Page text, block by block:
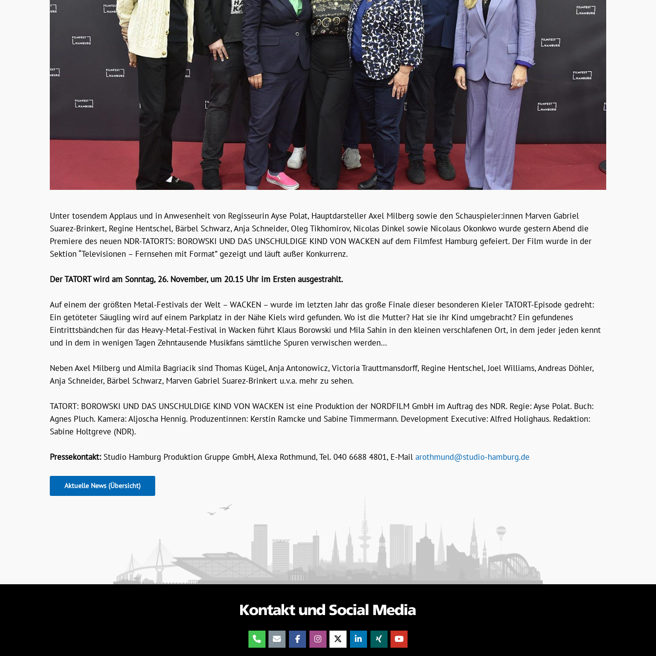
Unter tosendem Applaus und in Anwesenheit von Regisseurin Ayse Polat, Hauptdarsteller Axel Milberg sowie den Schauspieler:innen Marven Gabriel
Suarez-Brinkert, Regine Hentschel, Bärbel Schwarz, Anja Schneider, Oleg Tikhomirov, Nicolas Dinkel sowie Nicolaus Okonkwo wurde gestern Abend die
Premiere des neuen NDR-TATORTS: BOROWSKI UND DAS UNSCHULDIGE KIND VON WACKEN auf dem Filmfest Hamburg gefeiert. Der Film wurde in der
Sektion “Televisionen – Fernsehen mit Format” gezeigt und läuft außer Konkurrenz.
Der TATORT wird am Sonntag, 26. November, um 20.15 Uhr im Ersten ausgestrahlt.
Auf einem der größten Metal-Festivals der Welt – WACKEN – wurde im letzten Jahr das große Finale dieser besonderen Kieler TATORT-Episode gedreht:
Ein getöteter Säugling wird auf einem Parkplatz in der Nähe Kiels wird gefunden. Wo ist die Mutter? Hat sie ihr Kind umgebracht? Ein gefundenes
Eintrittsbändchen für das Heavy-Metal-Festival in Wacken führt Klaus Borowski und Mila Sahin in den kleinen verschlafenen Ort, in dem jeder jeden kennt
und in dem in wenigen Tagen Zehntausende Musikfans sämtliche Spuren verwischen werden…
Neben Axel Milberg und Almila Bagriacik sind Thomas Kügel, Anja Antonowicz, Victoria Trauttmansdorff, Regine Hentschel, Joel Williams, Andreas Döhler,
Anja Schneider, Bärbel Schwarz, Marven Gabriel Suarez-Brinkert u.v.a. mehr zu sehen.
TATORT: BOROWSKI UND DAS UNSCHULDIGE KIND VON WACKEN ist eine Produktion der NORDFILM GmbH im Auftrag des NDR. Regie: Ayse Polat. Buch:
Agnes Pluch. Kamera: Aljoscha Hennig. Produzentinnen: Kerstin Ramcke und Sabine Timmermann. Development Executive: Alfred Holighaus. Redaktion:
Sabine Holtgreve (NDR).
Pressekontakt:Studio Hamburg Produktion Gruppe GmbH, Alexa Rothmund, Tel. 040 6688 4801, E-Mail arothmund@studio-hamburg.de
Aktuelle News (Übersicht)